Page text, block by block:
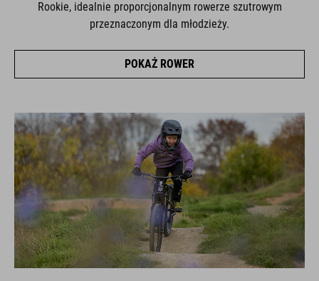
Rookie, idealnie proporcjonalnym rowerze szutrowym
przeznaczonym dla młodzieży.
POKAŻ ROWER